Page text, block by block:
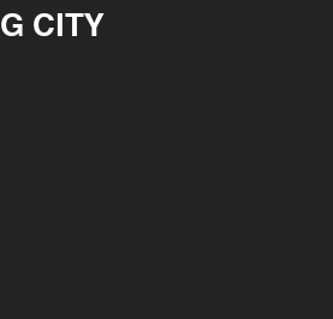
G CITY